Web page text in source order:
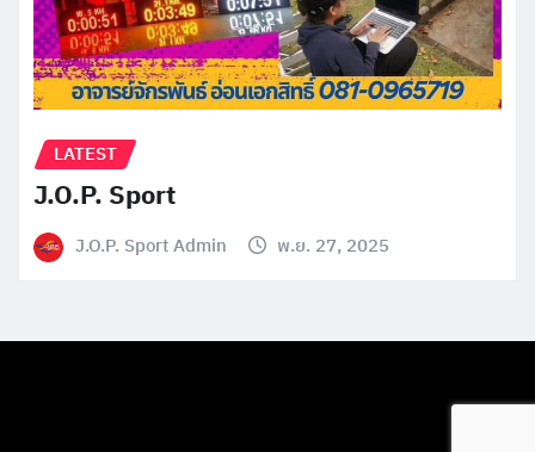
LATEST
J.O.P. Sport
J.O.P. Sport Admin พ.ย. 27, 2025